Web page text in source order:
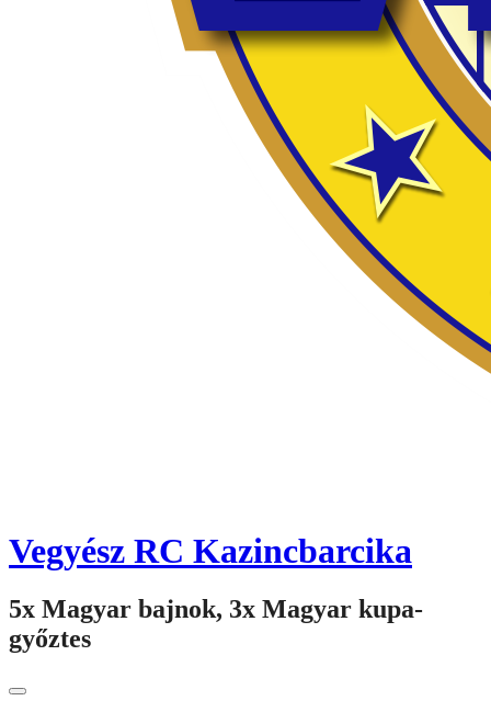
Vegyész RC Kazincbarcika
5x Magyar bajnok, 3x Magyar kupa-
győztes